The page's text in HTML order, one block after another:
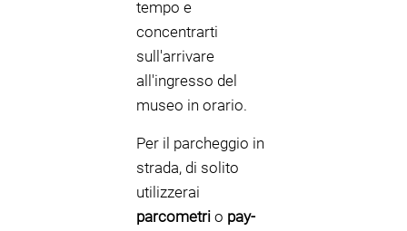
tempo e
concentrarti
sull'arrivare
all'ingresso del
museo in orario.
Per il parcheggio in
strada, di solito
utilizzerai
parcometri o pay-